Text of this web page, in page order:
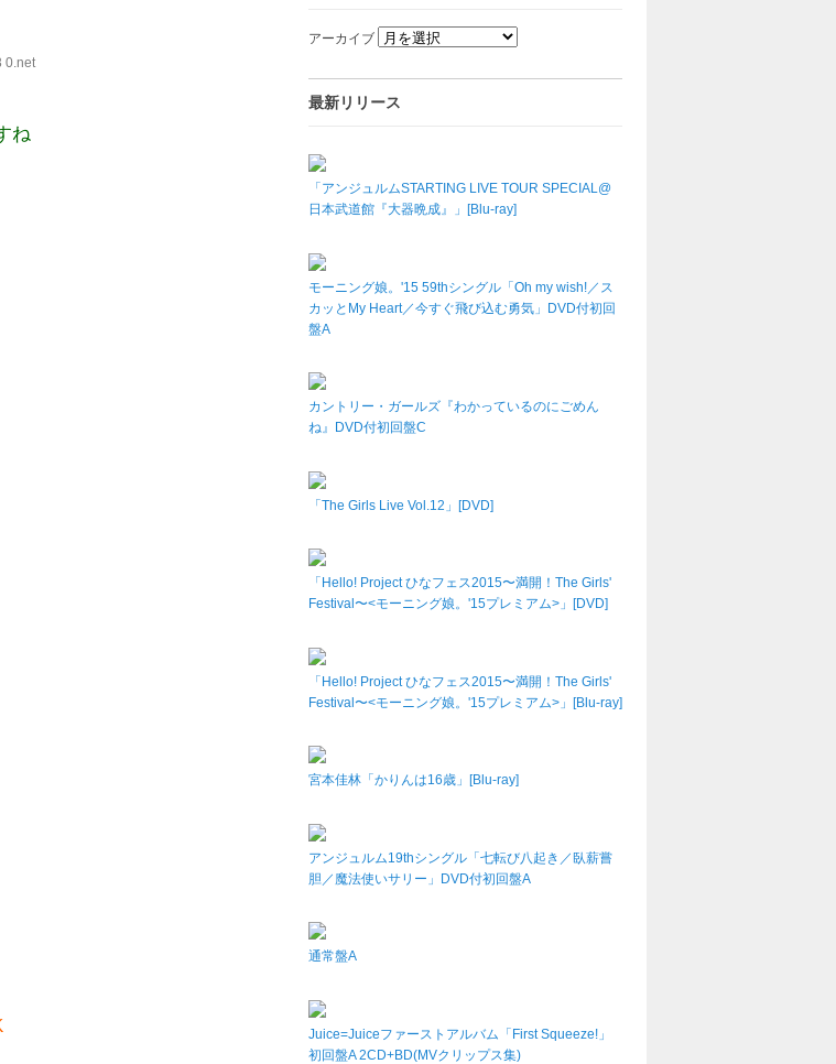
0.net
ね
アーカイブ
最新リリース
「アンジュルムSTARTING LIVE TOUR SPECIAL@
日本武道館『大器晩成』」[Blu-ray]
モーニング娘。'15 59thシングル「Oh my wish!／ス
カッとMy Heart／今すぐ飛び込む勇気」DVD付初回
盤A
カントリー・ガールズ『わかっているのにごめん
ね』DVD付初回盤C
「The Girls Live Vol.12」[DVD]
「Hello! Project ひなフェス2015〜満開！The Girls'
Festival〜<モーニング娘。'15プレミアム>」[DVD]
「Hello! Project ひなフェス2015〜満開！The Girls'
Festival〜<モーニング娘。'15プレミアム>」[Blu-ray]
宮本佳林「かりんは16歳」[Blu-ray]
アンジュルム19thシングル「七転び八起き／臥薪嘗
胆／魔法使いサリー」DVD付初回盤A
通常盤A
Juice=Juiceファーストアルバム「First Squeeze!」
初回盤A 2CD+BD(MVクリップス集)